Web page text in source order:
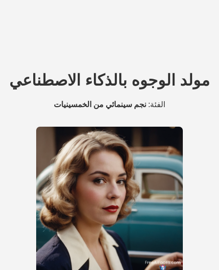
مولد الوجوه بالذكاء الاصطناعي
الفئة: نجم سينمائي من الخمسينيات